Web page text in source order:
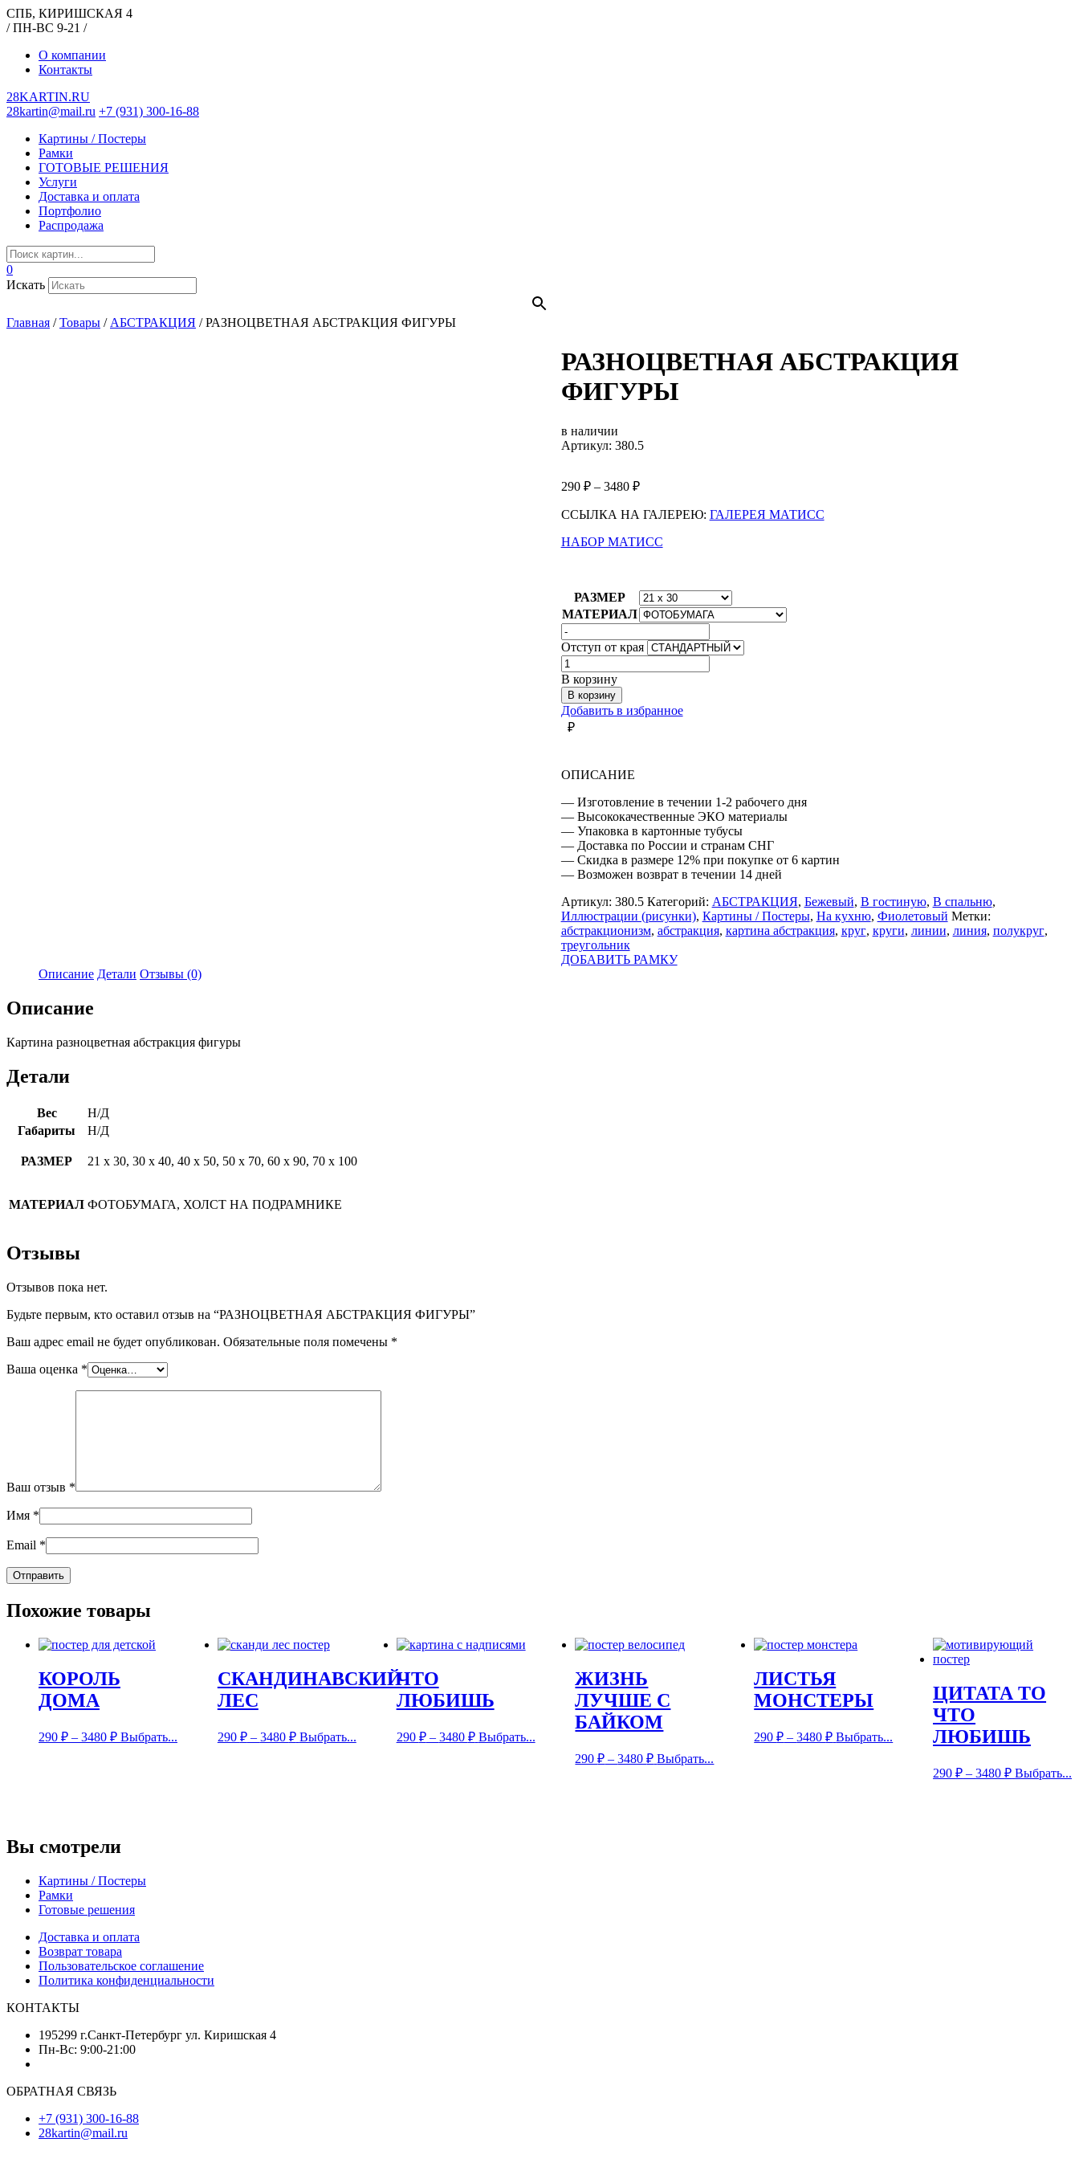
СПБ, КИРИШСКАЯ 4
/ ПН-ВС 9-21 /
О компании
Контакты
28KARTIN.RU
28kartin@mail.ru +7 (931) 300-16-88
Картины / Постеры
Рамки
ГОТОВЫЕ РЕШЕНИЯ
Услуги
Доставка и оплата
Портфолио
Распродажа
0
Искать
Главная /Товары / АБСТРАКЦИЯ /РАЗНОЦВЕТНАЯ АБСТРАКЦИЯ ФИГУРЫ
РАЗНОЦВЕТНАЯ АБСТРАКЦИЯ
ФИГУРЫ
в наличии
Артикул: 380.5
290 ₽– 3480 ₽
ССЫЛКА НА ГАЛЕРЕЮ: ГАЛЕРЕЯ МАТИСС
НАБОР МАТИСС
РАЗМЕР
МАТЕРИАЛ
Отступ от края
Количество
товара
РАЗНОЦВЕТНАЯ
АБСТРАКЦИЯ
ФИГУРЫ
В корзину
В корзину
Добавить в избранное
₽
ОПИСАНИЕ
— Изготовление в течении 1-2 рабочего дня
— Высококачественные ЭКО материалы
— Упаковка в картонные тубусы
— Доставка по России и странам СНГ
— Скидка в размере 12% при покупке от 6 картин
— Возможен возврат в течении 14 дней
Артикул: 380.5 Категорий: АБСТРАКЦИЯ, Бежевый, В гостиную, В спальню,
Иллюстрации (рисунки), Картины / Постеры, На кухню, Фиолетовый Метки:
абстракционизм, абстракция, картина абстракция, круг, круги, линии, линия, полукруг,
треугольник
ДОБАВИТЬ РАМКУ
Описание Детали Отзывы (0)
Описание
Картина разноцветная абстракция фигуры
Детали
Вес
Н/Д
Габариты
Н/Д
РАЗМЕР 21 х 30, 30 х 40, 40 х 50, 50 х 70, 60 х 90, 70 х 100
МАТЕРИАЛ ФОТОБУМАГА, ХОЛСТ НА ПОДРАМНИКЕ
Отзывы
Отзывов пока нет.
Будьте первым, кто оставил отзыв на “РАЗНОЦВЕТНАЯ АБСТРАКЦИЯ ФИГУРЫ”
Ваш адрес email не будет опубликован. Обязательные поля помечены *
Ваша оценка *
Ваш отзыв *
Имя *
Email *
Похожие товары
КОРОЛЬ
ДОМА
290 ₽ – 3480 ₽ Выбрать...
СКАНДИНАВСКИЙ
ЛЕС
290 ₽– 3480 ₽ Выбрать...
ЧТО
ЛЮБИШЬ
290 ₽– 3480 ₽ Выбрать...
ЖИЗНЬ
ЛУЧШЕ С
БАЙКОМ
290₽ –3480₽ Выбрать...
ЛИСТЬЯ
МОНСТЕРЫ
290₽ –3480₽ Выбрать...
ЦИТАТА ТО
ЧТО
ЛЮБИШЬ
290₽ –3480₽ Выбрать...
Вы смотрели
Картины / Постеры
Рамки
Готовые решения
Доставка и оплата
Возврат товара
Пользовательское соглашение
Политика конфиденциальности
КОНТАКТЫ
195299 г.Санкт-Петербург ул. Киришская 4
Пн-Вс: 9:00-21:00
ОБРАТНАЯ СВЯЗЬ
+7 (931) 300-16-88
28kartin@mail.ru